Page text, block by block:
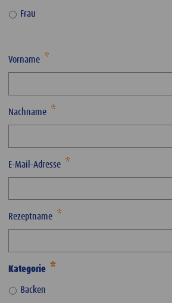
Frau
Vorname
Nachname
E-Mail-Adresse
Rezeptname
Kategorie
Backen